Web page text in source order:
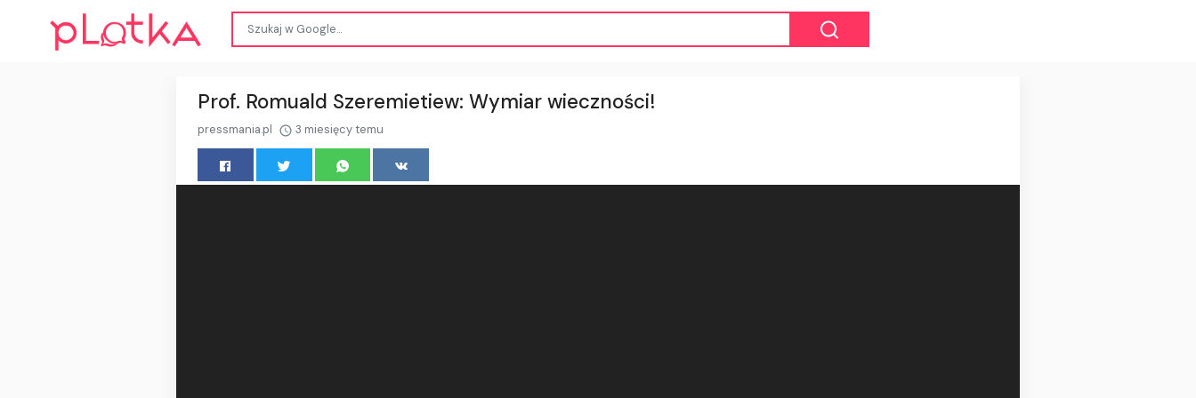
Prof. Romuald Szeremietiew: Wymiar wieczności!
pressmania.pl 3 miesięcy temu